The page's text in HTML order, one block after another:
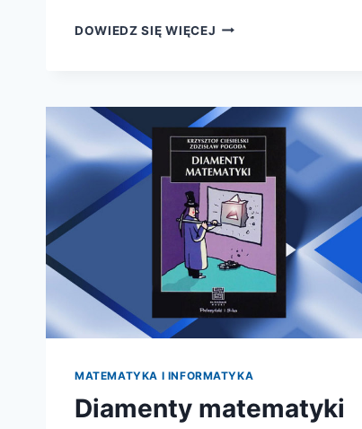
DOWIEDZ SIĘ WIĘCEJ STEFAN
GENIALNA
MATEMATYKA
MATEMATYKA I INFORMATYKA
Diamenty matematyki